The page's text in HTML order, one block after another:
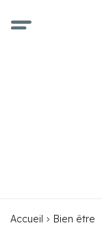
Accueil Bien être